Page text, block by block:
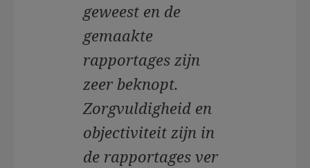
geweest en de
gemaakte
rapportages zijn
zeer beknopt.
Zorgvuldigheid en
objectiviteit zijn in
de rapportages ver